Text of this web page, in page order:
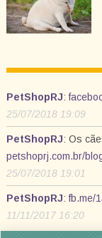
PetShopRJ:
25/07/2018 19:09
PetShopRJ: Os
petshoprj.com.br/
25/07/2018 19:01
PetShopRJ:fb.me/
11/11/2017 16:20